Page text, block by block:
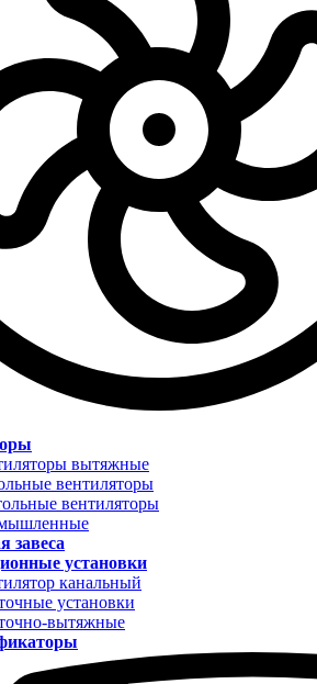
вытяжные
вентиляторы
вентиляторы
завеса
установки
канальный
установки
вытяжные